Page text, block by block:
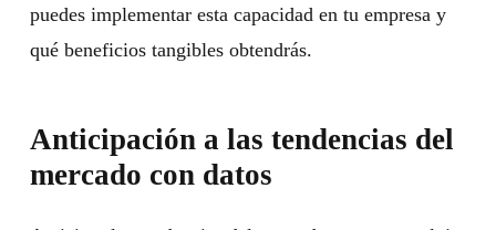
puedes implementar esta capacidad en tu empresa y
qué beneficios tangibles obtendrás.
Anticipación a las tendencias del
mercado con datos